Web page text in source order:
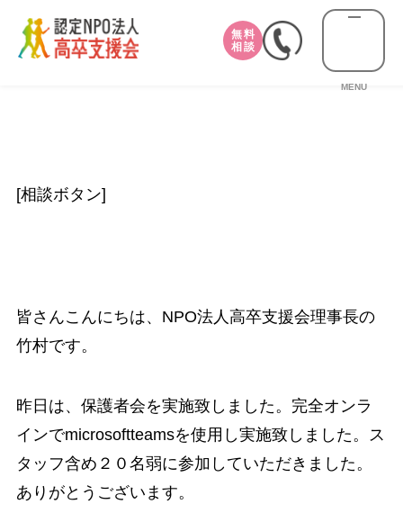
無料
相談
MENU
[相談ボタン]
皆さんこんにちは、NPO法人高卒支援会理事長の
竹村です。
昨日は、保護者会を実施致しました。完全オンラ
インでmicrosoftteamsを使用し実施致しました。ス
タッフ含め２０名弱に参加していただきました。
ありがとうございます。